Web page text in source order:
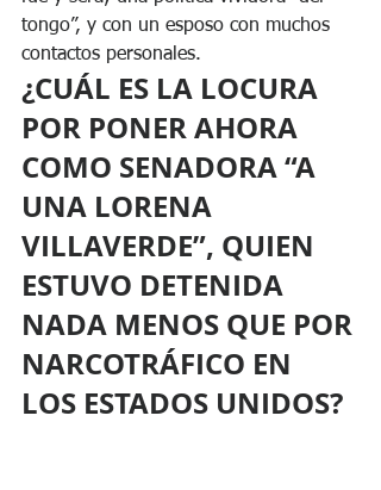
tongo”, y con un esposo con muchos
contactos personales.
¿CUÁL ES LA LOCURA
POR PONER AHORA
COMO SENADORA “A
UNA LORENA
VILLAVERDE”, QUIEN
ESTUVO DETENIDA
NADA MENOS QUE POR
NARCOTRÁFICO EN
LOS ESTADOS UNIDOS?